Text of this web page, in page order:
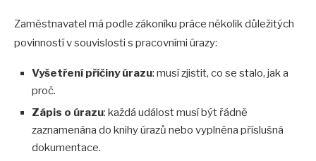
Zaměstnavatel má podle zákoníku práce několik důležitých
povinností v souvislosti s pracovními úrazy:
Vyšetření příčiny úrazu: musí zjistit, co se stalo, jak a
proč.
Zápis o úrazu: každá událost musí být řádně
zaznamenána do knihy úrazů nebo vyplněna příslušná
dokumentace.